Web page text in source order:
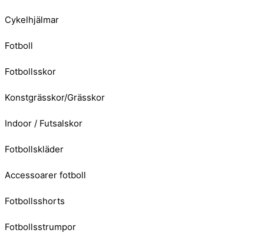
Cykelhjälmar
Fotboll
Fotbollsskor
Konstgrässkor/Grässkor
Indoor / Futsalskor
Fotbollskläder
Accessoarer fotboll
Fotbollsshorts
Fotbollsstrumpor